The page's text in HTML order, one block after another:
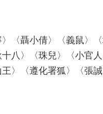
〈聶小倩〉〈義鼠〉
八〉〈珠兒〉〈小官
〉〈遵化署狐〉〈張